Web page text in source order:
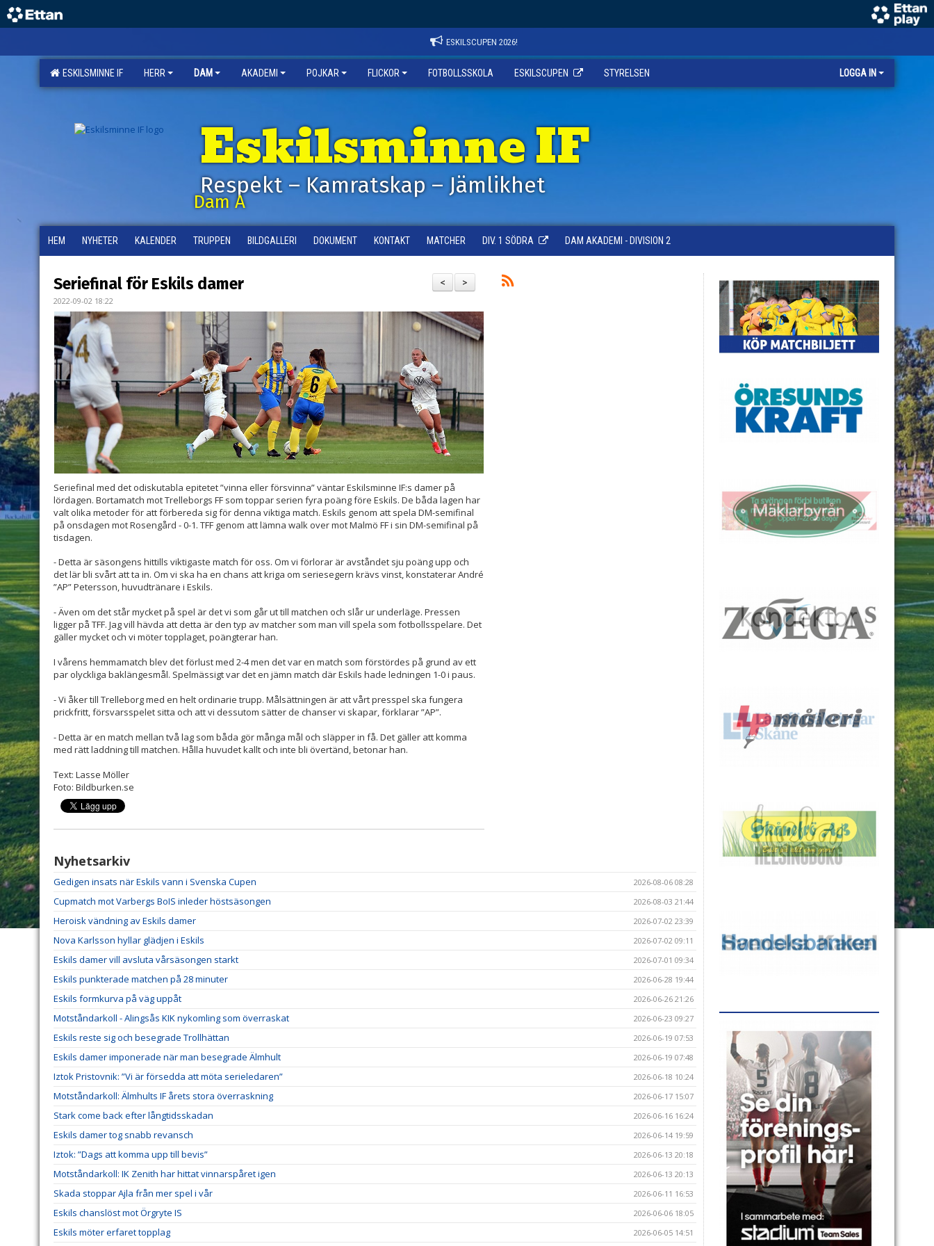
ESKILSCUPEN 2026!
ESKILSMINNE IF HERR DAM AKADEMI POJKAR FLICKOR FOTBOLLSSKOLA ESKILSCUPEN STYRELSEN LOGGA IN
Eskilsminne IF
Respekt – Kamratskap – Jämlikhet
Dam A
HEM NYHETER KALENDER TRUPPEN BILDGALLERI DOKUMENT KONTAKT MATCHER DIV. 1 SÖDRA DAM AKADEMI - DIVISION 2
>
<
Seriefinal för Eskils damer
2022-09-02 18:22
Seriefinal med det odiskutabla epitetet ”vinna eller försvinna” väntar Eskilsminne IF:s damer på
lördagen. Bortamatch mot Trelleborgs FF som toppar serien fyra poäng före Eskils. De båda lagen har
valt olika metoder för att förbereda sig för denna viktiga match. Eskils genom att spela DM-semifinal
på onsdagen mot Rosengård - 0-1. TFF genom att lämna walk over mot Malmö FF i sin DM-semifinal på
tisdagen.
- Detta är säsongens hittills viktigaste match för oss. Om vi förlorar är avståndet sju poäng upp och
det lär bli svårt att ta in. Om vi ska ha en chans att kriga om seriesegern krävs vinst, konstaterar André
”AP” Petersson, huvudtränare i Eskils.
- Även om det står mycket på spel är det vi som går ut till matchen och slår ur underläge. Pressen
ligger på TFF. Jag vill hävda att detta är den typ av matcher som man vill spela som fotbollsspelare. Det
gäller mycket och vi möter topplaget, poängterar han.
I vårens hemmamatch blev det förlust med 2-4 men det var en match som förstördes på grund av ett
par olyckliga baklängesmål. Spelmässigt var det en jämn match där Eskils hade ledningen 1-0 i paus.
- Vi åker till Trelleborg med en helt ordinarie trupp. Målsättningen är att vårt presspel ska fungera
prickfritt, försvarsspelet sitta och att vi dessutom sätter de chanser vi skapar, förklarar ”AP”.
- Detta är en match mellan två lag som båda gör många mål och släpper in få. Det gäller att komma
med rätt laddning till matchen. Hålla huvudet kallt och inte bli övertänd, betonar han.
Text: Lasse Möller
Foto: Bildburken.se
Nyhetsarkiv
Gedigen insats när Eskils vann i Svenska Cupen 2026-08-06 08:28
Cupmatch mot Varbergs BoIS inleder höstsäsongen 2026-08-03 21:44
Heroisk vändning av Eskils damer 2026-07-02 23:39
Nova Karlsson hyllar glädjen i Eskils 2026-07-02 09:11
Eskils damer vill avsluta vårsäsongen starkt 2026-07-01 09:34
Eskils punkterade matchen på 28 minuter 2026-06-28 19:44
Eskils formkurva på väg uppåt 2026-06-26 21:26
Motståndarkoll - Alingsås KIK nykomling som överraskat 2026-06-23 09:27
Eskils reste sig och besegrade Trollhättan 2026-06-19 07:53
Eskils damer imponerade när man besegrade Älmhult 2026-06-19 07:48
Iztok Pristovnik: ”Vi är försedda att möta serieledaren” 2026-06-18 10:24
Motståndarkoll: Älmhults IF årets stora överraskning 2026-06-17 15:07
Stark come back efter långtidsskadan 2026-06-16 16:24
Eskils damer tog snabb revansch 2026-06-14 19:59
Iztok: ”Dags att komma upp till bevis” 2026-06-13 20:18
Motståndarkoll: IK Zenith har hittat vinnarspåret igen 2026-06-13 20:13
Skada stoppar Ajla från mer spel i vår 2026-06-11 16:53
Eskils chanslöst mot Örgryte IS 2026-06-06 18:05
Eskils möter erfaret topplag 2026-06-05 14:51